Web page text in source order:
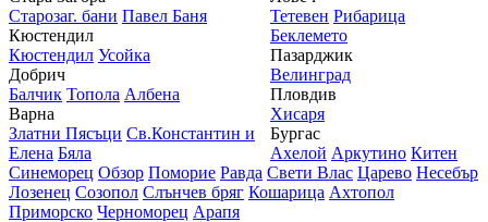
Старозаг. бани Павел Баня
Кюстендил
Кюстендил Усойка
Добрич
Балчик Топола Албена
Варна
Златни Пясъци Св.Константин и
Елена Бяла
Тетевен Рибарица
Беклемето
Пазарджик
Велинград
Пловдив
Хисаря
Бургас
Ахелой Аркутино Китен
Синеморец Обзор Поморие Равда Свети Влас Царево Несебър
Лозенец Созопол Слънчев бряг Кошарица Ахтопол
Приморско Черноморец Арапя